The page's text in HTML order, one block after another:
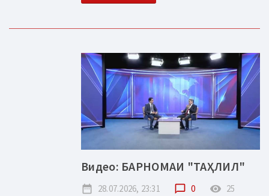
Видео: БАРНОМАИ "ТАҲЛИЛ"
date_range 28.07.2026, 23:31 chat_bubble_outline 0 remove_red_eye 25